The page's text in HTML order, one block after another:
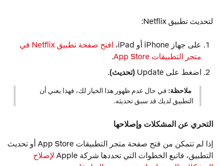
لتحديث تطبيق Netflix:
على جهاز iPhone أو iPad،
افتح صفحة تطبيق Netflix في
متجر التطبيقات App Store
.
اضغط على Update
(تحديث).
ملاحظة: في حال عدم ظهور هذا الخيار لك، فهذا يعني أن
التطبيق لديك قد سبق تحديثه.
التحري عن المشكلات وإصلاحها
إذا لم تتمكن من فتح صفحة متجر التطبيقات App Store أو تحديث
التطبيق، فاتبع الخطوات التي تحددها شركة Apple
لإصلاح